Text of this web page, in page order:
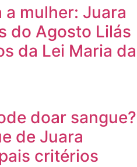
mulher: Juara
do Agosto Lilás
da Lei Maria da
doar sangue?
de Juara
critérios